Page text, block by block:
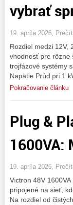
vybrať
19. apríla 2026,
Rozdiel medzi 12V,
vhodnosť pre rôzne
trojfázové systémy
Napätie Prúd pri 1
Pokračovanie článku
Plug &
1600VA:
19. apríla 2026,
Victron 48V
pripojené na sieť,
Na rozdiel od